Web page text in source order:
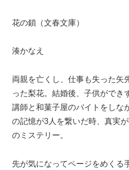
花の鎖（文春文庫）
湊かなえ
両親を亡くし、仕事も失った矢
った梨花。結婚後、子供ができ
講師と和菓子屋のバイトをしな
の記憶が3人を繋いだ時、真実
のミステリー。
先が気になってページをめくる